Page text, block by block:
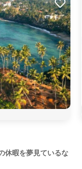
休暇を夢見ているな